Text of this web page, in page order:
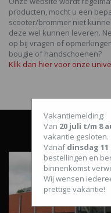
producten, mocht u een
scooter/brommer niet
deze wel kunnen leveren.
op bij vragen of
bougie of handschoenen?
Klik dan hier voor onze
Vakantiemelding:
Van 20 juli t/m 8
vakantie gesloten.
Vanafdinsdag
bestellingen en
binnenkomst
Wij wensen
prettige vakantie!